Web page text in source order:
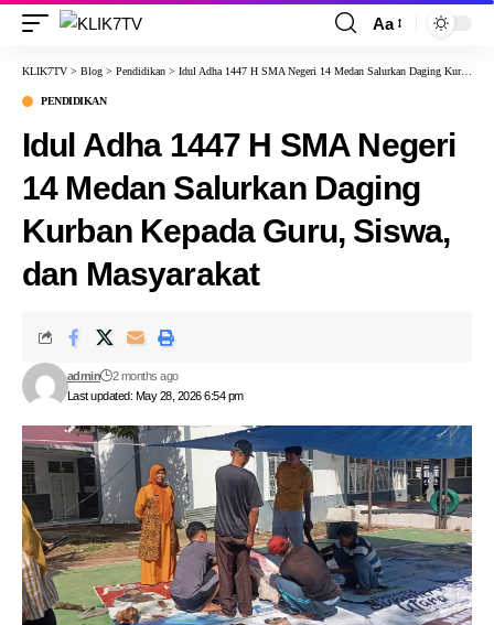
Aa
KLIK7TV > Blog > Pendidikan > Idul Adha 1447 H SMA Negeri 14 Medan Salurkan Daging Kurban Kepada Guru, Siswa, dan Masyarakat
PENDIDIKAN
Idul Adha 1447 H SMA Negeri
14 Medan Salurkan Daging
Kurban Kepada Guru, Siswa,
dan Masyarakat
Last updated: May 28, 2026 6:54 pm
admin 2 months ago